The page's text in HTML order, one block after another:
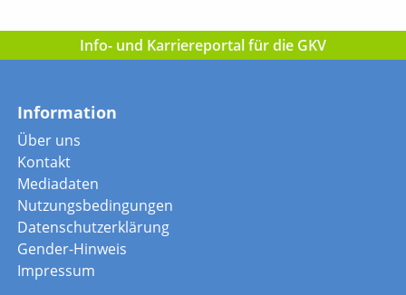
Info- und Karriereportal für die GKV
Information
Über uns
Kontakt
Mediadaten
Nutzungsbedingungen
Datenschutzerklärung
Gender-Hinweis
Impressum